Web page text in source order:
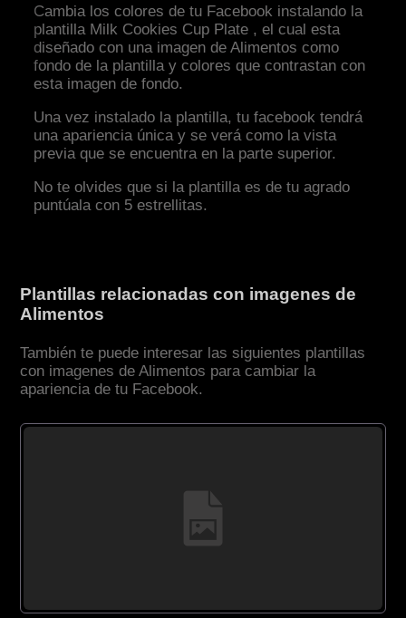
Cambia los colores de tu Facebook instalando la
plantilla Milk Cookies Cup Plate , el cual esta
diseñado con una imagen de Alimentos como
fondo de la plantilla y colores que contrastan con
esta imagen de fondo.
Una vez instalado la plantilla, tu facebook tendrá
una apariencia única y se verá como la vista
previa que se encuentra en la parte superior.
No te olvides que si la plantilla es de tu agrado
puntúala con 5 estrellitas.
Plantillas relacionadas con imagenes de
Alimentos
También te puede interesar las siguientes plantillas
con imagenes de Alimentos para cambiar la
apariencia de tu Facebook.